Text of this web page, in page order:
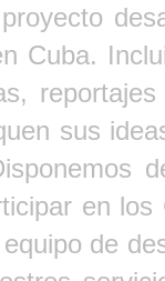
Cuba.
sus
en
de